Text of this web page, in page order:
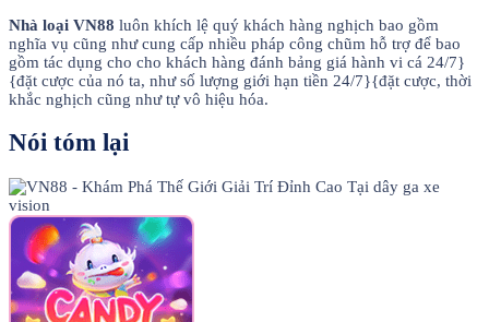
Nhà loại VN88 luôn khích lệ quý khách hàng nghịch bao gồm
nghĩa vụ cũng như cung cấp nhiều pháp công chũm hỗ trợ để bao
gồm tác dụng cho cho khách hàng đánh bảng giá hành vi cá 24/7}
{đặt cược của nó ta, như số lượng giới hạn tiền 24/7}{đặt cược, thời
khắc nghịch cũng như tự vô hiệu hóa.
Nói tóm lại